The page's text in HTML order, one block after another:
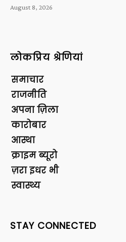
August 8, 2026
लोकप्रिय श्रेणियां
समाचार
राजनीति
अपना ज़िला
कारोबार
आस्था
क्राइम ब्यूरो
ज़रा इधर भी
स्वास्थ्य
STAY CONNECTED